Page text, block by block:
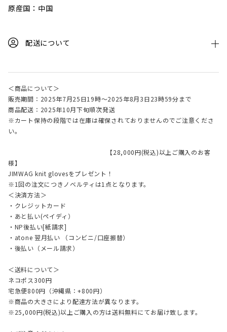
原産国：中国
配送について
＜商品について＞
販売期間：2025年7月25日19時〜2025年8月3日23時59分まで
商品配送：2025年10月下旬順次発送
※カート保持の段階では在庫は確保されておりませんのでご注意くださ
い。
【28,000円(税込)以上ご購入のお客
様】
JIMWAG knit glovesをプレゼント！
※1回の注文につきノベルティは1点となります。
＜決済方法＞
・クレジットカード
・あと払い(ペイディ）
・NP後払い[紙請求]
・atone 翌月払い （コンビニ/口座振替）
・後払い（メール請求）
＜送料について＞
ネコポス300円
宅急便800円（沖縄県：+800円）
※商品の大きさにより配達方法が異なります。
※25,000円(税込)以上ご購入の方は送料無料にてお届け致します。